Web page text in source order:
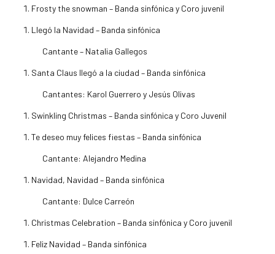
Frosty the snowman – Banda sinfónica y Coro juvenil
Llegó la Navidad – Banda sinfónica
Cantante – Natalia Gallegos
Santa Claus llegó a la ciudad – Banda sinfónica
Cantantes: Karol Guerrero y Jesús Olivas
Swinkling Christmas – Banda sinfónica y Coro Juvenil
Te deseo muy felices fiestas – Banda sinfónica
Cantante: Alejandro Medina
Navidad, Navidad – Banda sinfónica
Cantante: Dulce Carreón
Christmas Celebration – Banda sinfónica y Coro juvenil
Feliz Navidad – Banda sinfónica